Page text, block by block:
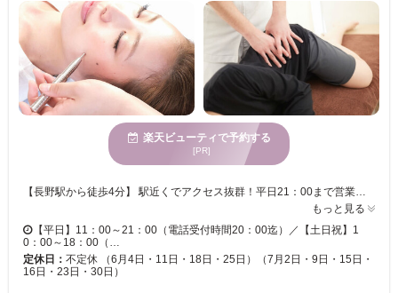
楽天ビューティで予約する
[PR]
もっと見る
【平日】11：00～21：00（電話受付時間20：00迄）／【土日祝】1
0：00～18：00（…
定休日： 不定休 （6月4日・11日・18日・25日）（7月2日・9日・15日・
16日・23日・30日）